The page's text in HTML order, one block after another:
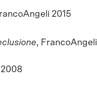
2015
, FrancoAngeli